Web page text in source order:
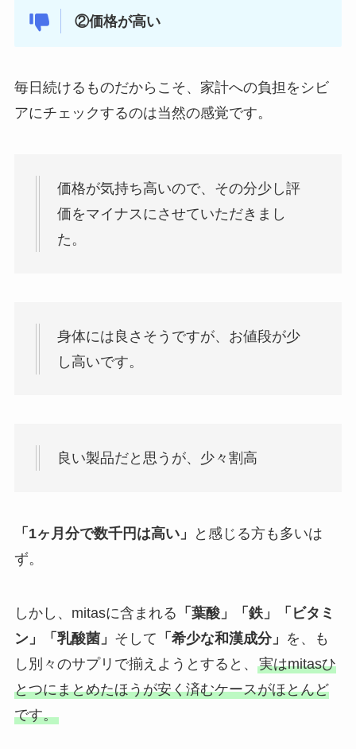
②価格が高い
毎日続けるものだからこそ、家計への負担をシビ
アにチェックするのは当然の感覚です。
価格が気持ち高いので、その分少し評
価をマイナスにさせていただきまし
た。
身体には良さそうですが、お値段が少
し高いです。
良い製品だと思うが、少々割高
「1ヶ月分で数千円は高い」
と感じる方も多いは
ず。
しかし、mitasに含まれる 「葉酸」「鉄」「ビタミ
ン」「乳酸菌」 そして 「希少な和漢成分」 を、も
し別々のサプリで揃えようとすると、 実はmitasひ
とつにまとめたほうが安く済むケースがほとんど
です。